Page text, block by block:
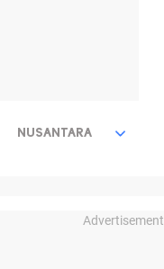
NUSANTARA
Advertisement